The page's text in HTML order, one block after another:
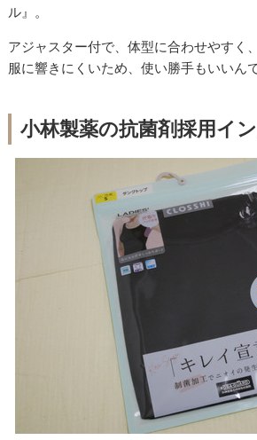
ル』。
アジャスター付で、体型に合わせやすく
服に響きにくいため、使い勝手もいいんで
小林製薬の抗菌剤採用イ